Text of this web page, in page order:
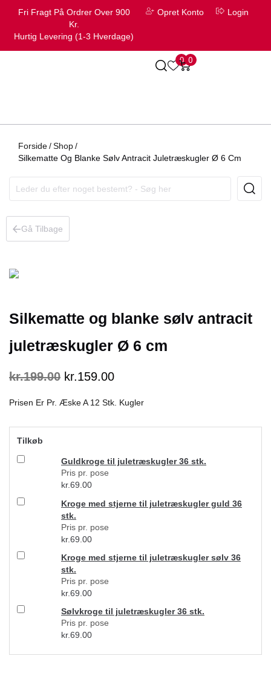
Fri Fragt På Ordrer Over 900
Kr.
Hurtig Levering (1-3 Hverdage)
Opret Konto Login
0 0
Forside/Shop/
Silkematte Og Blanke Sølv Antracit Juletræskugler Ø 6 Cm
Gå Tilbage
Silkematte og blanke sølv antracit
juletræskugler Ø 6 cm
kr.199.00 kr.159.00
Prisen Er Pr. Æske A 12 Stk. Kugler
Tilkøb
Guldkroge til juletræskugler 36 stk.
Pris pr. pose
kr.69.00
Kroge med stjerne til juletræskugler guld 36
stk.
Pris pr. pose
kr.69.00
Kroge med stjerne til juletræskugler sølv 36
stk.
Pris pr. pose
kr.69.00
Sølvkroge til juletræskugler 36 stk.
Pris pr. pose
kr.69.00